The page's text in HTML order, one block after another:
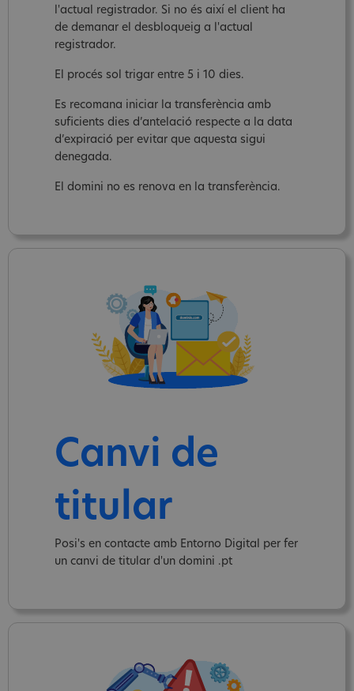
l'actual registrador. Si no és així el client ha
de demanar el desbloqueig a l'actual
registrador.
El procés sol trigar entre 5 i 10 dies.
Es recomana iniciar la transferència amb
suficients dies d’antelació respecte a la data
d’expiració per evitar que aquesta sigui
denegada.
El domini no es renova en la transferència.
Canvi de
titular
Posi's en contacte amb Entorno Digital per fer
un canvi de titular d'un domini .pt